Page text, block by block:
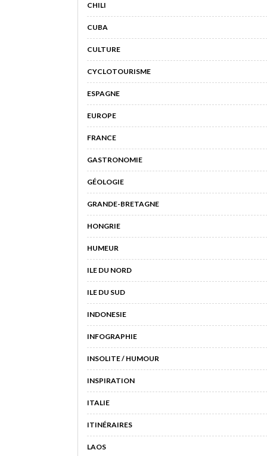
CHILI
CUBA
CULTURE
CYCLOTOURISME
ESPAGNE
EUROPE
FRANCE
GASTRONOMIE
GÉOLOGIE
GRANDE-BRETAGNE
HONGRIE
HUMEUR
ILE DU NORD
ILE DU SUD
INDONESIE
INFOGRAPHIE
INSOLITE / HUMOUR
INSPIRATION
ITALIE
ITINÉRAIRES
LAOS